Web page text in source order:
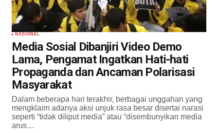
NASIONAL
Media Sosial Dibanjiri Video Demo
Lama, Pengamat Ingatkan Hati-hati
Propaganda dan Ancaman Polarisasi
Masyarakat
Dalam beberapa hari terakhir, berbagai unggahan yang
mengklaim adanya aksi unjuk rasa besar disertai narasi
seperti “tidak diliput media” atau “disembunyikan media
arus…